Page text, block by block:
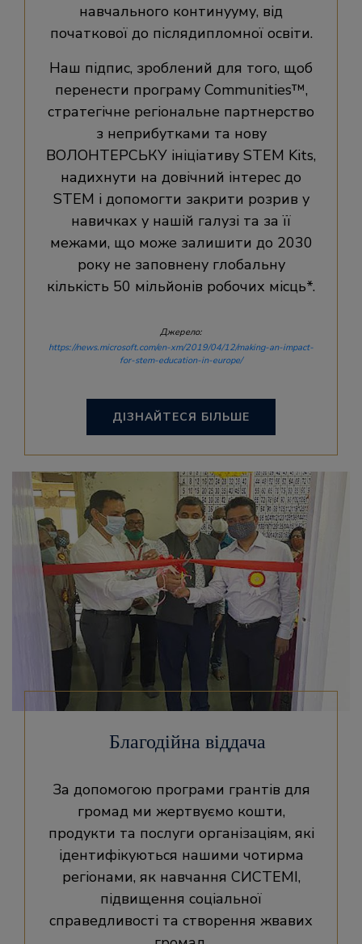
навчального континууму, від
початкової до післядипломної освіти.
Наш підпис, зроблений для того, щоб
перенести програму Communities™,
стратегічне регіональне партнерство
з неприбутками та нову
ВОЛОНТЕРСЬКУ ініціативу STEM Kits,
надихнути на довічний інтерес до
STEM і допомогти закрити розрив у
навичках у нашій галузі та за її
межами, що може залишити до 2030
року не заповнену глобальну
кількість 50 мільйонів робочих місць*.
Джерело:
https://news.microsoft.com/en-xm/2019/04/12/making-an-impact-
for-stem-education-in-europe/
ДІЗНАЙТЕСЯ БІЛЬШЕ
Благодійна віддача
За допомогою програми грантів для
громад ми жертвуємо кошти,
продукти та послуги організаціям, які
ідентифікуються нашими чотирма
регіонами, як навчання СИСТЕМІ,
підвищення соціальної
справедливості та створення жвавих